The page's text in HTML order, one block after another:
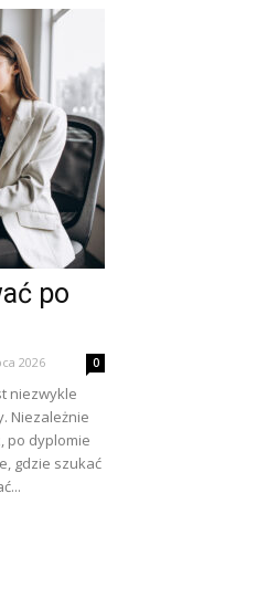
po
2026 0
niezwykle
Niezależnie
po dyplomie
gdzie szukać